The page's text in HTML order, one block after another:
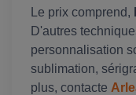
Le prix comprend,
D'autres
personnalisation
sublimation,
plus, contacte